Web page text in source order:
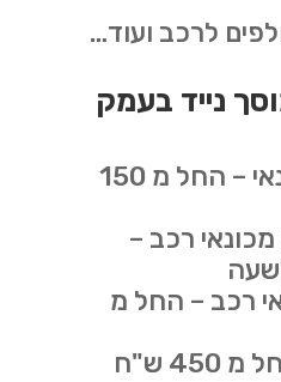
לרכב ועוד…
נייד בעמק
מחיר קריאה למכונאי – החל מ 150
רכב –
רכב – החל מ
ש"ח